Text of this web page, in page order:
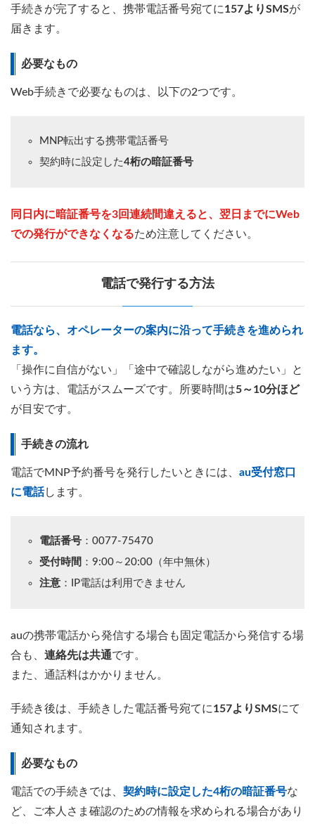
手続きが完了すると、携帯電話番号宛てに157よりSMSが
届きます。
必要なもの
Web手続きで必要なものは、以下の2つです。
MNP転出する携帯電話番号
契約時に設定した4桁の暗証番号
同日内に暗証番号を3回連続間違えると、翌日までにWeb
での発行ができなくなるため注意してください。
電話で発行する方法
電話なら、オペレーターの案内に沿って手続きを進められ
ます。
「操作に自信がない」「途中で確認しながら進めたい」と
いう方は、電話がスムーズです。所要時間は5～10分ほど
が目安です。
手続きの流れ
電話でMNP予約番号を発行したいときには、 au受付窓口
に電話します。
電話番号 ：0077-75470
受付時間 ：9:00～20:00（年中無休）
注意 ：IP電話は利用できません
auの携帯電話から発信する場合も固定電話から発信する場
合も、 連絡先は共通です。
また、通話料はかかりません。
手続き後は、手続きした電話番号宛てに157よりSMSにて
通知されます。
必要なもの
電話での手続きでは、 契約時に設定した4桁の暗証番号な
ど、ご本人さま確認のための情報を求められる場合があり